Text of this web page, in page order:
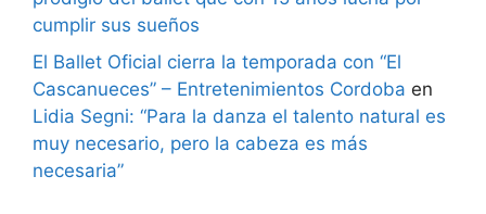
cumplir sus sueños
El Ballet Oficial cierra la temporada con “El
Cascanueces” – Entretenimientos Cordoba en
Lidia Segni: “Para la danza el talento natural es
muy necesario, pero la cabeza es más
necesaria”